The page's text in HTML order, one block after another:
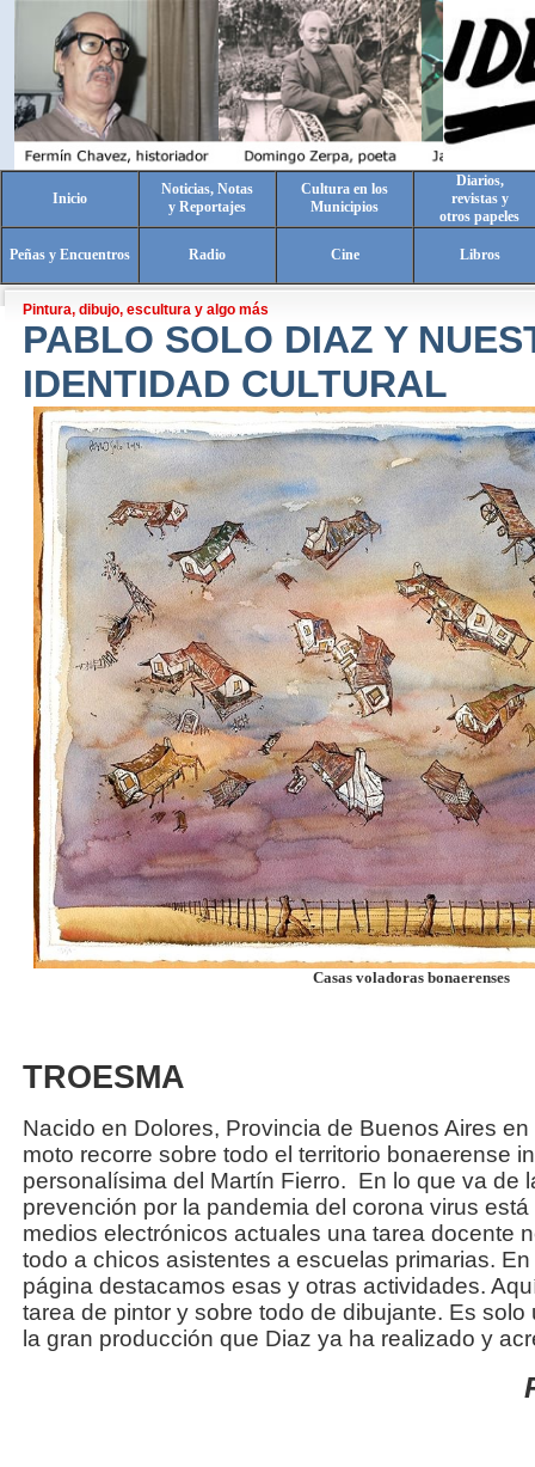
Inicio
Noticias, Notas
y Reportajes
Cultura en los
Municipios
Diarios,
revistas y
otros papeles
Peñas y Encuentros Radio Cine Libros
Pintura, dibujo, escultura y algo más
PABLO SOLO DIAZ Y
IDENTIDAD CULTURAL
Casas voladoras bonaerenses
TROESMA
Nacido en Dolores, Provincia de Buenos Aires
moto recorre sobre todo el territorio bonaerense
personalísima del Martín Fierro. En lo que va de
prevención por la pandemia del corona virus
medios electrónicos actuales una tarea docente
todo a chicos asistentes a escuelas primarias.
página destacamos esas y otras actividades.
tarea de pintor y sobre todo de dibujante. Es
la gran producción que Diaz ya ha realizado y